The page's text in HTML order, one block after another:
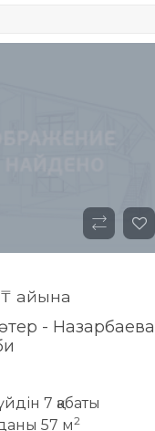
₸ айына
-
7 қабаты
57 м2